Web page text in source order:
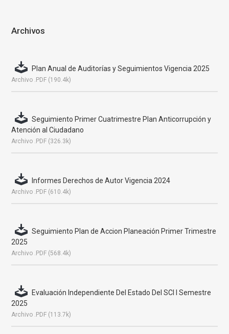
Archivos
Plan Anual de Auditorías y Seguimientos Vigencia 2025
Archivo .PDF (190.4k)
Seguimiento Primer Cuatrimestre Plan Anticorrupción y
Atención al Ciudadano
Archivo .PDF (326.3k)
Informes Derechos de Autor Vigencia 2024
Archivo .PDF (610.4k)
Seguimiento Plan de Accion Planeación Primer Trimestre
2025
Archivo .PDF (568.4k)
Evaluación Independiente Del Estado Del SCI I Semestre
2025
Archivo .PDF (113.7k)